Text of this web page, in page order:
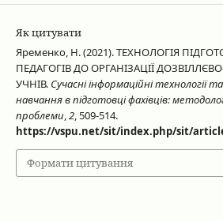
Як цитувати
Яременко, Н. (2021). ТЕХНОЛОГІЯ
ПЕДАГОГІВ ДО ОРГАНІЗАЦІЇ
УЧНІВ. Сучасні інформаційні технології
навчання в підготовці фахівців:
проблеми,2, 509-514.
https://vspu.net/sit/index.php/sit/
Формати цитування